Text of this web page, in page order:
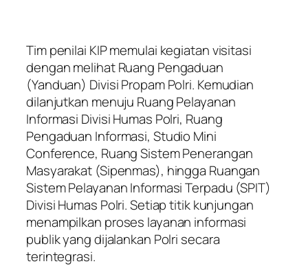
Tim penilai KIP memulai kegiatan visitasi
dengan melihat Ruang Pengaduan
(Yanduan) Divisi Propam Polri. Kemudian
dilanjutkan menuju Ruang Pelayanan
Informasi Divisi Humas Polri, Ruang
Pengaduan Informasi, Studio Mini
Conference, Ruang Sistem Penerangan
Masyarakat (Sipenmas), hingga Ruangan
Sistem Pelayanan Informasi Terpadu (SPIT)
Divisi Humas Polri. Setiap titik kunjungan
menampilkan proses layanan informasi
publik yang dijalankan Polri secara
terintegrasi.